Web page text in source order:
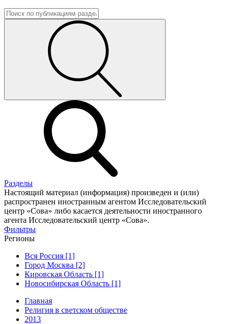
Разделы
Настоящий материал (информация) произведен и (или)
распространен иностранным агентом Исследовательский
центр «Сова» либо касается деятельности иностранного
агента Исследовательский центр «Сова».
Фильтры
Регионы
Вся Россия [1]
Город Москва [2]
Кировская Область [1]
Новосибирская Область [1]
Главная
Религия в светском обществе
2013